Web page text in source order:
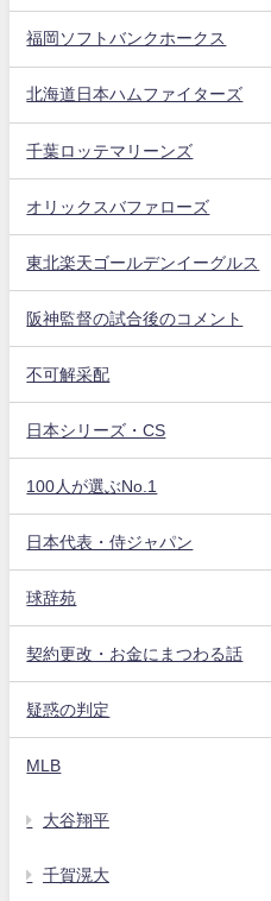
福岡ソフトバンクホークス
北海道日本ハムファイターズ
千葉ロッテマリーンズ
オリックスバファローズ
東北楽天ゴールデンイーグルス
阪神監督の試合後のコメント
不可解采配
日本シリーズ・CS
100人が選ぶNo.1
日本代表・侍ジャパン
球辞苑
契約更改・お金にまつわる話
疑惑の判定
MLB
大谷翔平
千賀滉大